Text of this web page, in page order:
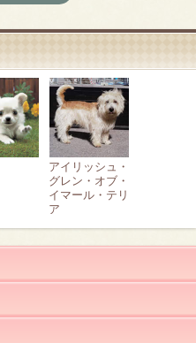
アイリッシュ・
グレン・オブ・
イマール・テリ
ア